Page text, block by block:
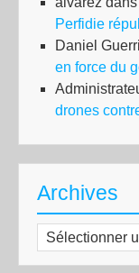
Perfidie
Daniel
en force du
drones
Archives
Archives